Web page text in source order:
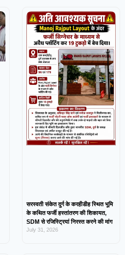
सरस्वती संकेत दुर्ग के करहीडीह स्थित भूमि
के कथित फर्जी हस्तांतरण की शिकायत,
SDM से रजिस्ट्रियां निरस्त करने की मांग
July 31, 2026